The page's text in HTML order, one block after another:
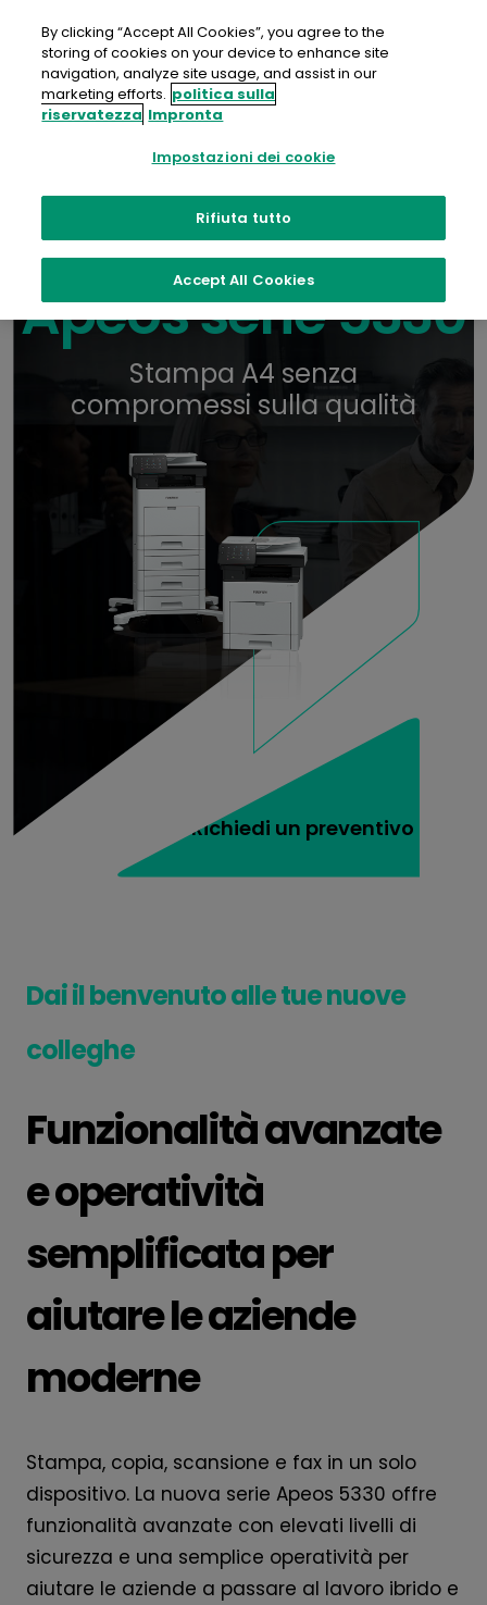
contenuto
Contattaci
Opuscolo Dove acquistare
Apeos serie 5330
Stampa A4 senza
compromessi sulla qualità
Richiedi un preventivo
Dai il benvenuto alle tue nuove
colleghe
Funzionalità avanzate
e operatività
semplificata per
aiutare le aziende
moderne
Stampa, copia, scansione e fax in un solo
dispositivo. La nuova serie Apeos 5330 offre
funzionalità avanzate con elevati livelli di
sicurezza e una semplice operatività per
aiutare le aziende a passare al lavoro ibrido e
By clicking “Accept All Cookies”, you agree to the
storing of cookies on your device to enhance site
navigation, analyze site usage, and assist in our
marketing efforts. politica sulla
riservatezza Impronta
Impostazioni dei cookie
Rifiuta tutto
Accept All Cookies